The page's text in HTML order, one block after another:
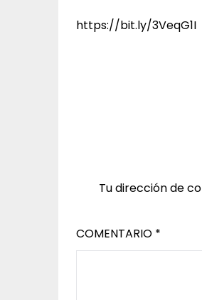
https://bit.ly/3VeqG1I
Tu dirección de
COMENTARIO *